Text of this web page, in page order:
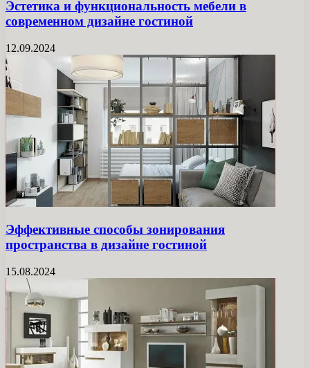
Эстетика и функциональность мебели в
современном дизайне гостиной
12.09.2024
Эффективные способы зонирования
пространства в дизайне гостиной
15.08.2024